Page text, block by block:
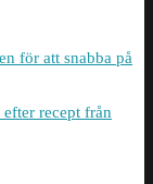
för att snabba på
recept från